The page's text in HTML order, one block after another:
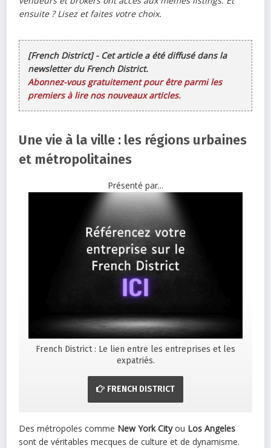
ensuite ? Lisez et faites votre choix.
[French District] - Cet article a été diffusé dans la
newsletter du French District.
Abonnez-vous gratuitement pour être parmi les
premiers à lire nos nouveaux articles.
Une vie à la ville : les régions urbaines
et métropolitaines
Présenté par...
French District : Le lien entre les entreprises et les
expatriés.
FRENCH DISTRICT
Des métropoles comme New York Cityou Los Angeles
sont de véritables mecques de culture et de dynamisme.